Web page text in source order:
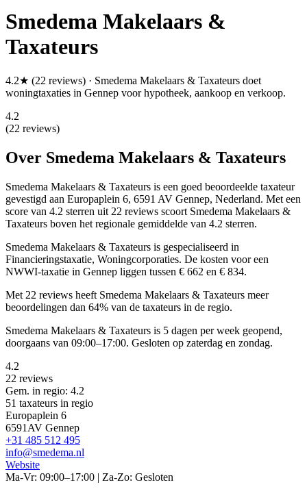
Smedema Makelaars &
Taxateurs
4.2★ (22 reviews) · Smedema Makelaars & Taxateurs doet
woningtaxaties in Gennep voor hypotheek, aankoop en verkoop.
4.2
(22 reviews)
Over Smedema Makelaars & Taxateurs
Smedema Makelaars & Taxateurs is een goed beoordeelde taxateur
gevestigd aan Europaplein 6, 6591 AV Gennep, Nederland. Met een
score van 4.2 sterren uit 22 reviews scoort Smedema Makelaars &
Taxateurs boven het regionale gemiddelde van 4.2 sterren.
Smedema Makelaars & Taxateurs is gespecialiseerd in
Financieringstaxatie, Woningcorporaties. De kosten voor een
NWWI-taxatie in Gennep liggen tussen € 662 en € 834.
Met 22 reviews heeft Smedema Makelaars & Taxateurs meer
beoordelingen dan 64% van de taxateurs in de regio.
Smedema Makelaars & Taxateurs is 5 dagen per week geopend,
doorgaans van 09:00–17:00. Gesloten op zaterdag en zondag.
4.2
22 reviews
Gem. in regio: 4.2
51 taxateurs in regio
Europaplein 6
6591AV Gennep
+31 485 512 495
info@smedema.nl
Website
Ma-Vr: 09:00–17:00 | Za-Zo: Gesloten